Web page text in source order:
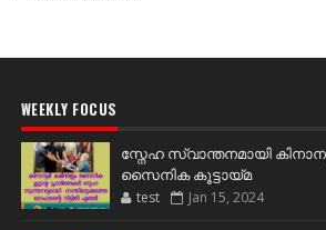
WEEKLY FOCUS
സ്നേഹ സ്വാന്തനമായി
സൈനിക കൂട്ടായ്മ
test Jan 15, 2024